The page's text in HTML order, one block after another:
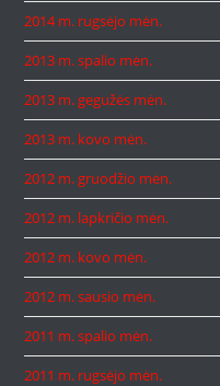
2014 m. rugsėjo mėn.
2013 m. spalio mėn.
2013 m. gegužės mėn.
2013 m. kovo mėn.
2012 m. gruodžio mėn.
2012 m. lapkričio mėn.
2012 m. kovo mėn.
2012 m. sausio mėn.
2011 m. spalio mėn.
2011 m. rugsėjo mėn.